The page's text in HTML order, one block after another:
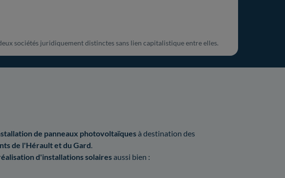
sociétés juridiquement distinctes sans lien capitalistique entre elles.
de panneaux photovoltaïquesà destination des
de l'Hérault et du Gard.
d'installations solairesaussi bien :